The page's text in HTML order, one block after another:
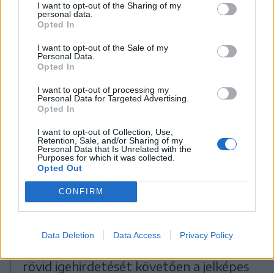
I want to opt-out of the Sharing of my
personal data.
Opted In
I want to opt-out of the Sale of my
Personal Data.
Opted In
I want to opt-out of processing my
Personal Data for Targeted Advertising.
Opted In
I want to opt-out of Collection, Use,
Retention, Sale, and/or Sharing of my
Personal Data that Is Unrelated with the
Purposes for which it was collected.
Opted Out
CONFIRM
Data Deletion Data Access Privacy Policy
FOTÓ: HAÁZ VINCE
A köszöntőbeszédek sorát verssel és a
magyar himnusz közös eléneklésével
zárták le. Az épület főbejáratánál
rövid igehirdetését követően a jelképes